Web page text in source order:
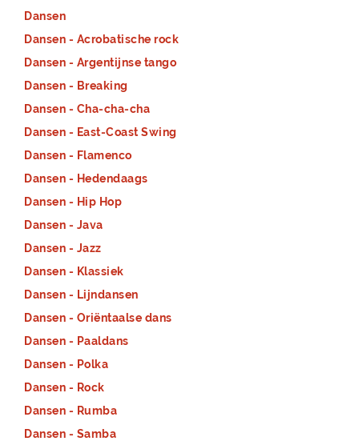
Dansen
Dansen - Acrobatische rock
Dansen - Argentijnse tango
Dansen - Breaking
Dansen - Cha-cha-cha
Dansen - East-Coast Swing
Dansen - Flamenco
Dansen - Hedendaags
Dansen - Hip Hop
Dansen - Java
Dansen - Jazz
Dansen - Klassiek
Dansen - Lijndansen
Dansen - Oriëntaalse dans
Dansen - Paaldans
Dansen - Polka
Dansen - Rock
Dansen - Rumba
Dansen - Samba